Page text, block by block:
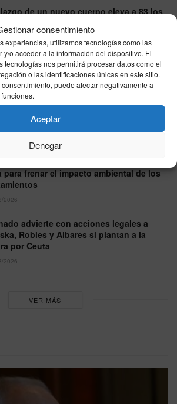
consentimiento
experiencias, utilizamos tecnologías como las
y/o acceder a la información del dispositivo. El
tecnologías nos permitirá procesar datos como el
o las identificaciones únicas en este sitio.
puede afectar negativamente a
Aceptar
Denegar
de un nuevo cuerpo eleva a 83 los
logra burlar el blindaje de Ceuta y
en Benzú a bordo de un parapente
2026
de descomposición en aguas de Ceuta
para frenar el impacto ambiental de los
2026
advierte con acciones legales a
Robles y Albares si plantan a la
por Ceuta
2026
VER MÁS